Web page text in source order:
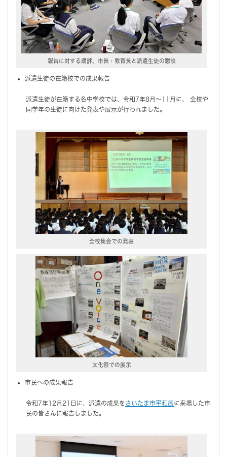
報告に対する講評、市長・教育長と派遣生徒の懇談
派遣生徒の在籍校での成果報告
派遣生徒が在籍する各中学校では、令和7年8月～11月に、 全校や
同学年の生徒に向けた発表や展示が行われました。
全校集会での発表
文化祭での展示
市民への成果報告
令和7年12月21日に、派遣の成果をさいたま市平和展に来場した市
民の皆さんに報告しました。